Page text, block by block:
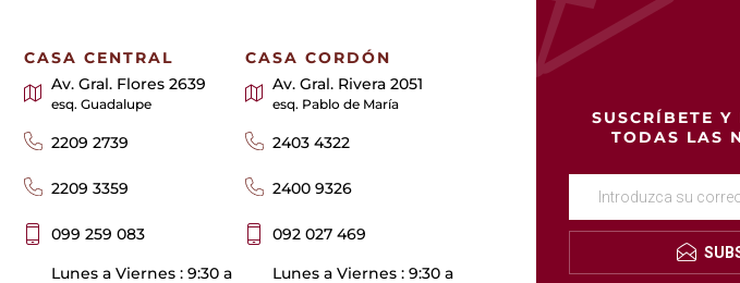
SUSCRÍBETE Y
TODAS LAS
CASA CENTRAL
Av. Gral. Flores 2639
esq. Guadalupe
2209 2739
2209 3359
099 259 083
Lunes a Viernes : 9:30 a
CASA CORDÓN
Av. Gral. Rivera 2051
esq. Pablo de María
2403 4322
2400 9326
092 027 469
Lunes a Viernes : 9:30 a